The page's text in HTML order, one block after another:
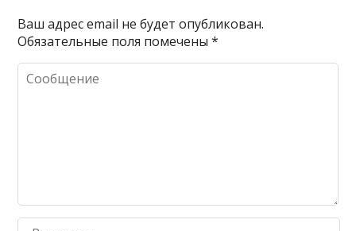
Ваш адрес email не будет опубликован.
Обязательные поля помечены*